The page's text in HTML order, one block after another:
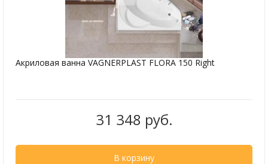
Акриловая ванна VAGNERPLAST FLORA 150 Right
31 348 руб.
В корзину